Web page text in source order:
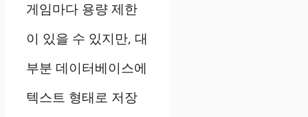
게임마다 용량 제한
이 있을 수 있지만, 대
부분 데이터베이스에
텍스트 형태로 저장